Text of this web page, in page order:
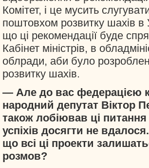
Комітет, і це мусить
поштовхом розвитку шахів в
що ці рекомендації буде
Кабінет міністрів, в
облради, аби було
розвитку шахів.
— Але до вас федерацією
народний депутат Віктор
також лобіював ці
успіхів досягти не
що всі ці проекти
розмов?